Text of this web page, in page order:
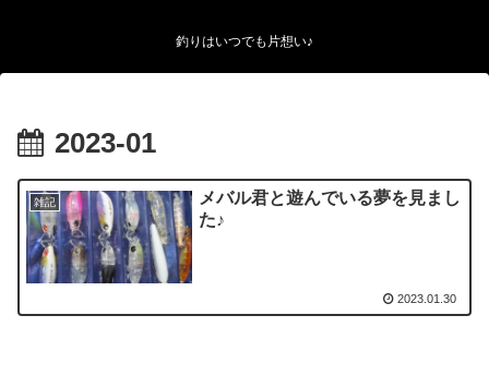
釣りはいつでも片想い♪
2023-01
雑記
メバル君と遊んでいる夢を見まし
た♪
2023.01.30